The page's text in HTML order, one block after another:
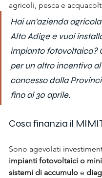
agricoli, pesca e
Hai un'azienda
Alto Adige e vuoi
impianto fotovoltaico?
per un altro incentivo
concesso dalla
fino al 30 aprile.
Cosa finanzia il
Sono agevolati
impianti fotovoltaici o
sistemi di accumulo e